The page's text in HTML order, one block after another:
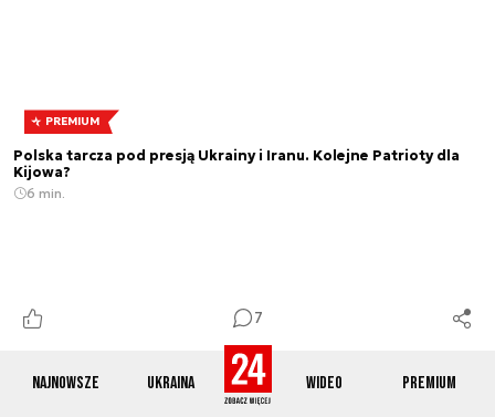
Najnowsze Ukraina Wideo Premium
7
PREMIUM
Polska tarcza pod presją Ukrainy i Iranu. Kolejne Patrioty dla
Kijowa?
6 min.